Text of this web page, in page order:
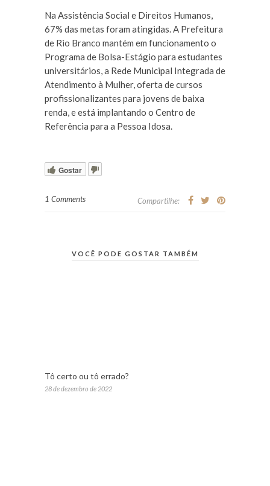
Na Assistência Social e Direitos Humanos,
67% das metas foram atingidas. A Prefeitura
de Rio Branco mantém em funcionamento o
Programa de Bolsa-Estágio para estudantes
universitários, a Rede Municipal Integrada de
Atendimento à Mulher, oferta de cursos
profissionalizantes para jovens de baixa
renda, e está implantando o Centro de
Referência para a Pessoa Idosa.
Gostar
1 Comments Compartilhe:
VOCÊ PODE GOSTAR TAMBÉM
Tô certo ou tô errado?
28 de dezembro de 2022